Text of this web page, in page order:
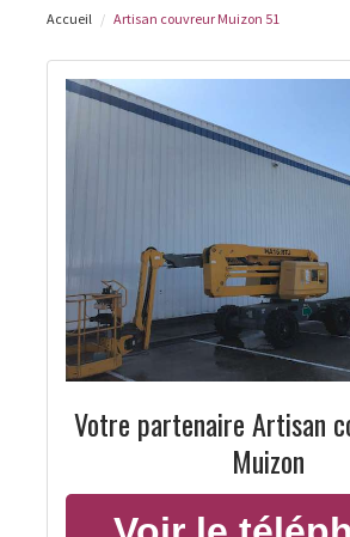
Accueil Artisan couvreur Muizon 51
Votre partenaire Artisan
Muizon